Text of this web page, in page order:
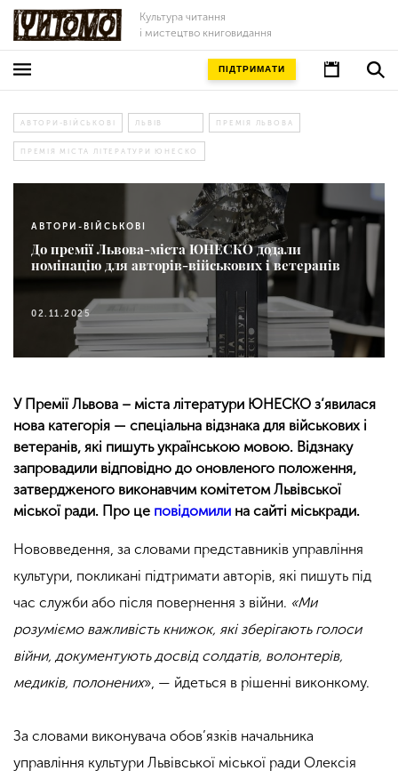
Культура читання
і мистецтво книговидання
ПІДТРИМАТИ
АВТОРИ-ВІЙСЬКОВІ ЛЬВІВ ПРЕМІЯ ЛЬВОВА
ПРЕМІЯ МІСТА ЛІТЕРАТУРИ ЮНЕСКО
АВТОРИ-ВІЙСЬКОВІ
До премії Львова-міста ЮНЕСКО додали
номінацію для авторів-військових і ветеранів
02.11.2025
У Премії Львова – міста літератури ЮНЕСКО з’явилася
нова категорія — спеціальна відзнака для військових і
ветеранів, які пишуть українською мовою. Відзнаку
запровадили відповідно до оновленого положення,
затвердженого виконавчим комітетом Львівської
міської ради. Про це повідомили на сайті міськради.
Нововведення, за словами представників управління
культури, покликані підтримати авторів, які пишуть під
час служби або після повернення з війни. «Ми
розуміємо важливість книжок, які зберігають голоси
війни, документують досвід солдатів, волонтерів,
медиків, полонених», — йдеться в рішенні виконкому.
За словами виконувача обов’язків начальника
управління культури Львівської міської ради Олексія